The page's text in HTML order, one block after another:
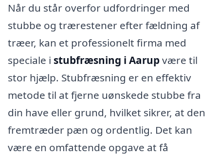
Når du står overfor udfordringer med
stubbe og trærestener efter fældning af
træer, kan et professionelt firma med
speciale i stubfræsning i Aarupvære til
stor hjælp. Stubfræsning er en effektiv
metode til at fjerne uønskede stubbe fra
din have eller grund, hvilket sikrer, at den
fremtræder pæn og ordentlig. Det kan
være en omfattende opgave at få